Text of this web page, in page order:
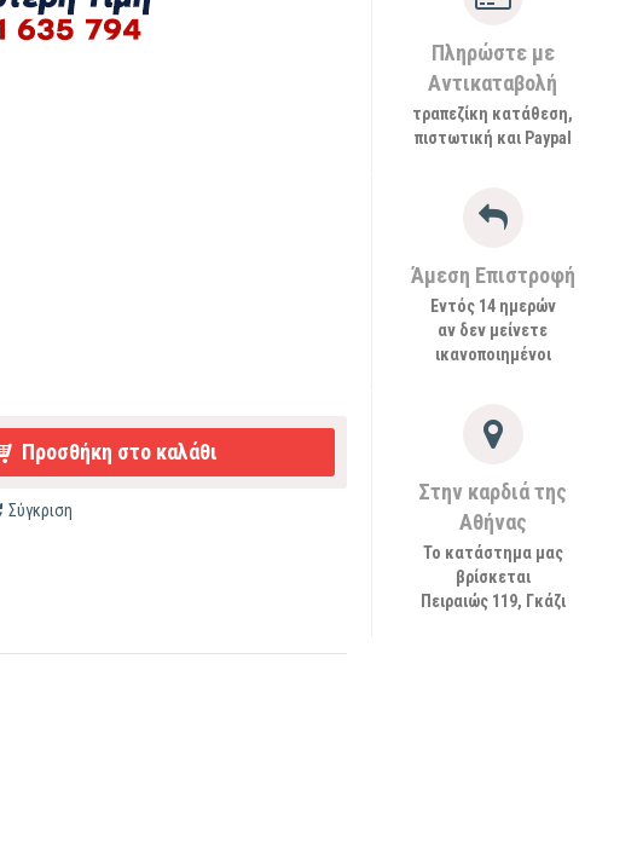
Πληρώστε με
Αντικαταβολή
τραπεζίκη κατάθεση,
πιστωτική και Paypal
Άμεση Επιστροφή
Εντός 14 ημερών
αν δεν μείνετε
ικανοποιημένοι
Στην καρδιά της
Αθήνας
Το κατάστημα μας
βρίσκεται
Πειραιώς 119, Γκάζι
Προσθήκη στο καλάθι
Σύγκριση